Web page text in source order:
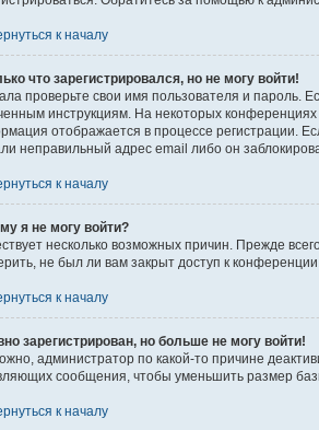
к началу
что зарегистрировался, но не могу войти!
проверьте свои имя пользователя и пароль.
инструкциям. На некоторых
отображается в процессе регистрации.
неправильный адрес email либо он
к началу
я не могу войти?
несколько возможных причин. Прежде
не был ли вам закрыт доступ к
к началу
зарегистрирован, но больше не могу войти!
администратор по какой-то причине
сообщения, чтобы уменьшить размер
к началу